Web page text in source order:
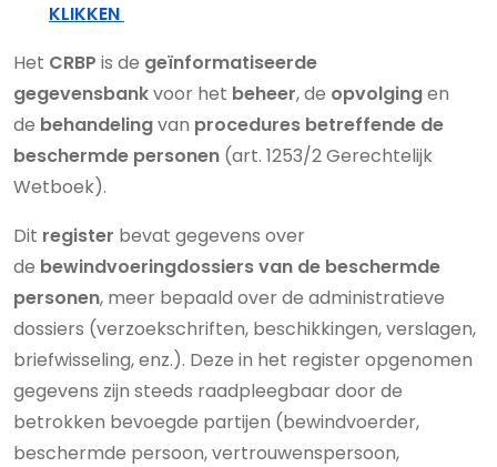
KLIKKEN
Het CRBP is de geïnformatiseerde
gegevensbankvoor het beheer, de opvolgingen
de behandelingvan procedures betreffende de
beschermde personen (art. 1253/2 Gerechtelijk
Wetboek).
Dit register bevat gegevens over
de bewindvoeringdossiers van de beschermde
personen, meer bepaald over de administratieve
dossiers (verzoekschriften, beschikkingen, verslagen,
briefwisseling, enz.). Deze in het register opgenomen
gegevens zijn steeds raadpleegbaar door de
betrokken bevoegde partijen (bewindvoerder,
beschermde persoon, vertrouwenspersoon,